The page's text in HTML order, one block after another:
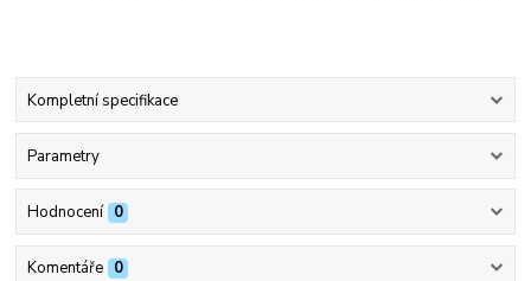
Kompletní specifikace
Parametry
Hodnocení 0
Komentáře 0